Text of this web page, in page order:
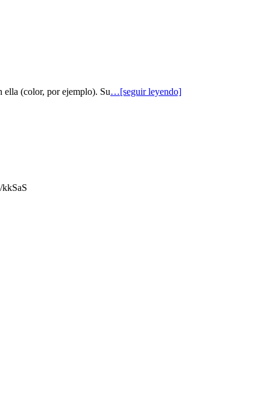
ella (color, por ejemplo). Su…[seguir leyendo]
kkSaS